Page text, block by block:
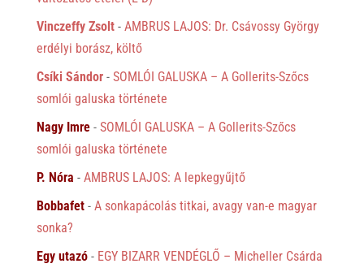
Vinczeffy Zsolt- AMBRUS LAJOS: Dr. Csávossy György
erdélyi borász, költő
Csíki Sándor- SOMLÓI GALUSKA – A Gollerits-Szőcs
somlói galuska története
Nagy Imre- SOMLÓI GALUSKA – A Gollerits-Szőcs
somlói galuska története
P. Nóra - AMBRUS LAJOS: A lepkegyűjtő
Bobbafet- A sonkapácolás titkai, avagy van-e magyar
sonka?
Egy utazó- EGY BIZARR VENDÉGLŐ – Micheller Csárda